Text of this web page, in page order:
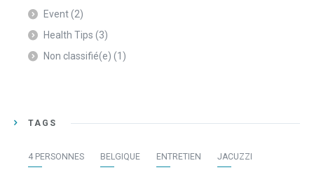
Event(2)
Health Tips (3)
Non classifié(e) (1)
TAGS
4 PERSONNES BELGIQUE ENTRETIEN JACUZZI